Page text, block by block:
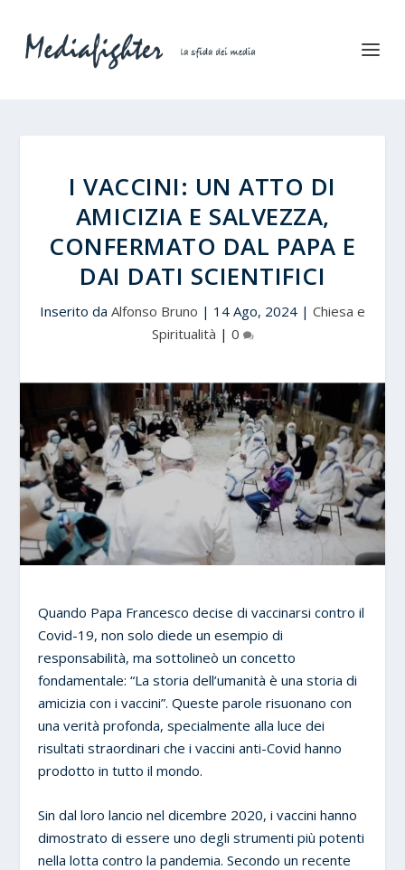
I VACCINI: UN ATTO DI
AMICIZIA E SALVEZZA,
CONFERMATO DAL PAPA E
DAI DATI SCIENTIFICI
Inserito da Alfonso Bruno | 14 Ago, 2024 | Chiesa e
Spiritualità | 0
Quando Papa Francesco decise di vaccinarsi contro il
Covid-19, non solo diede un esempio di
responsabilità, ma sottolineò un concetto
fondamentale: “La storia dell’umanità è una storia di
amicizia con i vaccini”. Queste parole risuonano con
una verità profonda, specialmente alla luce dei
risultati straordinari che i vaccini anti-Covid hanno
prodotto in tutto il mondo.
Sin dal loro lancio nel dicembre 2020, i vaccini hanno
dimostrato di essere uno degli strumenti più potenti
nella lotta contro la pandemia. Secondo un recente